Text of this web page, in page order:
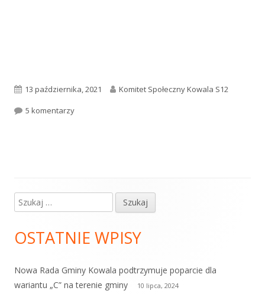
Opublikowano
13 października, 2021 Autor
Komitet Społeczny Kowala S12
5 komentarzydo Kolejne posiedzenie Parlamentarnego Zespołu
Główny
panel
Szukaj:
OSTATNIE WPISY
Nowa Rada Gminy Kowala podtrzymuje poparcie dla
wariantu „C” na terenie gminy
10 lipca, 2024